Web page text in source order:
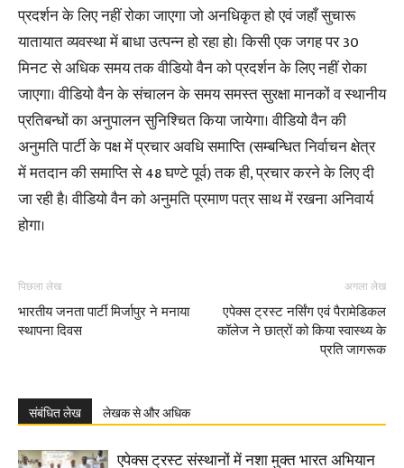
प्रदर्शन के लिए नहीं रोका जाएगा जो अनधिकृत हो एवं जहाँ सुचारू
यातायात व्यवस्था में बाधा उत्पन्न हो रहा हो। किसी एक जगह पर 30
मिनट से अधिक समय तक वीडियो वैन को प्रदर्शन के लिए नहीं रोका
जाएगा। वीडियो वैन के संचालन के समय समस्त सुरक्षा मानकों व स्थानीय
प्रतिबन्धों का अनुपालन सुनिश्चित किया जायेगा। वीडियो वैन की
अनुमति पार्टी के पक्ष में प्रचार अवधि समाप्ति (सम्बन्धित निर्वाचन क्षेत्र
में मतदान की समाप्ति से 48 घण्टे पूर्व) तक ही, प्रचार करने के लिए दी
जा रही है। वीडियो वैन को अनुमति प्रमाण पत्र साथ में रखना अनिवार्य
होगा।
पिछला लेख
भारतीय जनता पार्टी मिर्जापुर ने मनाया
स्थापना दिवस
अगला लेख
एपेक्स ट्रस्ट नर्सिंग एवं पैरामेडिकल
कॉलेज ने छात्रों को किया स्वास्थ्य के
प्रति जागरूक
संबंधित लेख लेखक से और अधिक
एपेक्स ट्रस्ट संस्थानों में नशा मुक्त भारत अभियान